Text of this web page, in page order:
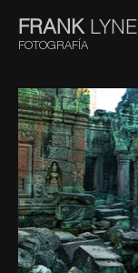
FRANK
FOTOGRAFÍA